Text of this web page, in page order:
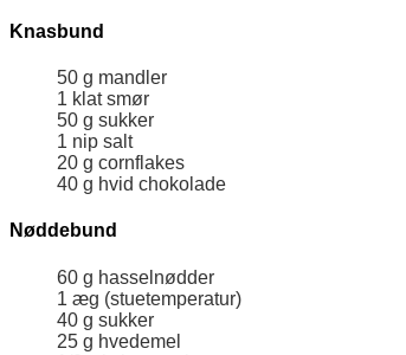
Knasbund
50 g mandler
1 klat smør
50 g sukker
1 nip salt
20 g cornflakes
40 g hvid chokolade
Nøddebund
60 g hasselnødder
1 æg (stuetemperatur)
40 g sukker
25 g hvedemel